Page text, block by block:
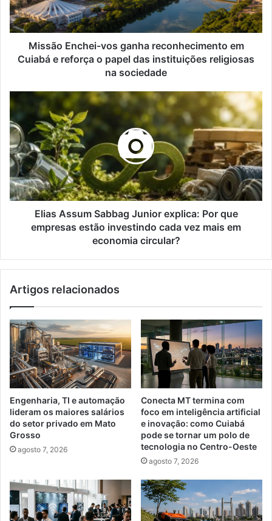
Cuiabá
e
reforça
papel
religiosas
na
sociedade
Missão Enchei-vos ganha reconhecimento em
Cuiabá e reforça o papel das instituições religiosas
na sociedade
Elias
Assum
Sabbag
Junior
explica:
Por
que
empresas
estão
investindo
em
circular?
Elias Assum Sabbag Junior explica: Por que
empresas estão investindo cada vez mais em
economia circular?
Artigos relacionados
Engenharia, TI e automação
lideram os maiores salários
do setor privado em Mato
Grosso
agosto 7, 2026
Conecta MT termina com
foco em inteligência artificial
e inovação: como Cuiabá
pode se tornar um polo de
tecnologia no Centro-Oeste
agosto 7, 2026